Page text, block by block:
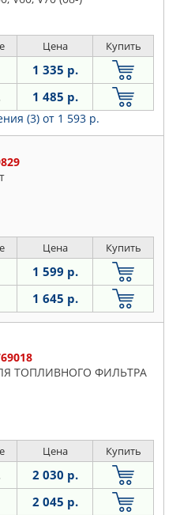
Цена Купить
1 335 р.
1 485 р.
(3) от 1 593 р.
Цена Купить
1 599 р.
1 645 р.
ТОПЛИВНОГО ФИЛЬТРА
Цена Купить
2 030 р.
2 045 р.